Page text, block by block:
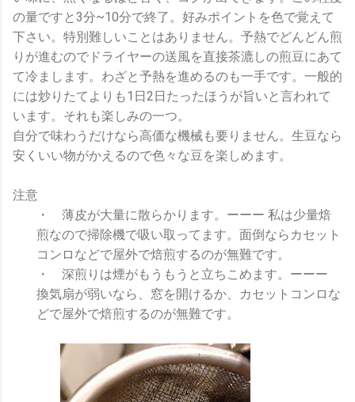
の量ですと3分~10分で終了。好みポイントを色で覚えて
下さい。特別難しいことはありません。予熱でどんどん煎
りが進むのでドライヤーの送風を直接茶漉しの煎豆にあて
て冷まします。わざと予熱を進めるのも一手です。一般的
には炒りたてよりも1日2日たったほうが旨いと言われて
います。それも楽しみの一つ。
自分で味わうだけなら高価な機械も要りません。生豆なら
安くいい物がかえるので色々な豆を楽しめます。
注意
・ 薄皮が大量に散らかります。ーーー 私は少量焙
煎なので掃除機で吸い取ってます。面倒ならカセット
コンロなどで屋外で焙煎するのが無難です。
・ 深煎りは煙がもうもうと立ちこめます。ーーー
換気扇が弱いなら、窓を開けるか、カセットコンロな
どで屋外で焙煎するのが無難です。